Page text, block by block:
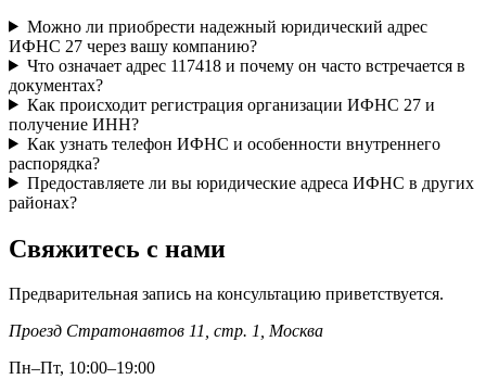
Можно ли приобрести надежный юридический адрес
ИФНС 27 через вашу компанию?
Что означает адрес 117418 и почему он часто встречается в
документах?
Как происходит регистрация организации ИФНС 27 и
получение ИНН?
Как узнать телефон ИФНС и особенности внутреннего
распорядка?
Предоставляете ли вы юридические адреса ИФНС в других
районах?
Свяжитесь с нами
Предварительная запись на консультацию приветствуется.
Проезд Стратонавтов 11, стр. 1, Москва
Пн–Пт, 10:00–19:00